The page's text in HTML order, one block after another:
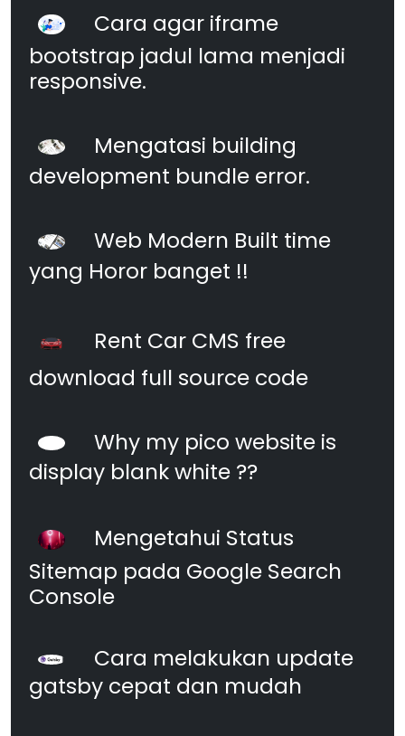
Cara agar iframe
bootstrap jadul lama menjadi
responsive.
Mengatasi building
development bundle error.
Web Modern Built time
yang Horor banget !!
Rent Car CMS free
download full source code
Why my pico website is
display blank white ??
Mengetahui Status
Sitemap pada Google Search
Console
Cara melakukan update
gatsby cepat dan mudah